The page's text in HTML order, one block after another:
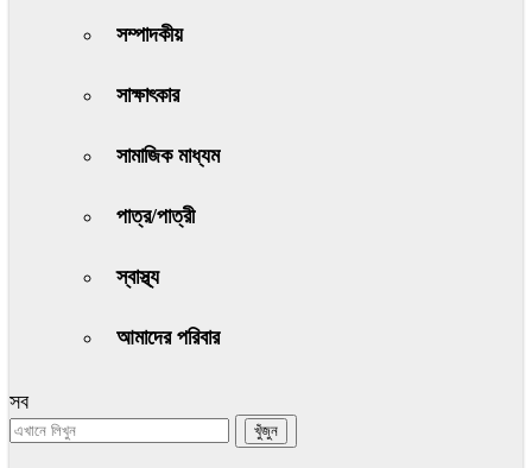
সম্পাদকীয়
সাক্ষাৎকার
সামাজিক মাধ্যম
পাত্র/পাত্রী
স্বাস্থ্য
আমাদের পরিবার
সব